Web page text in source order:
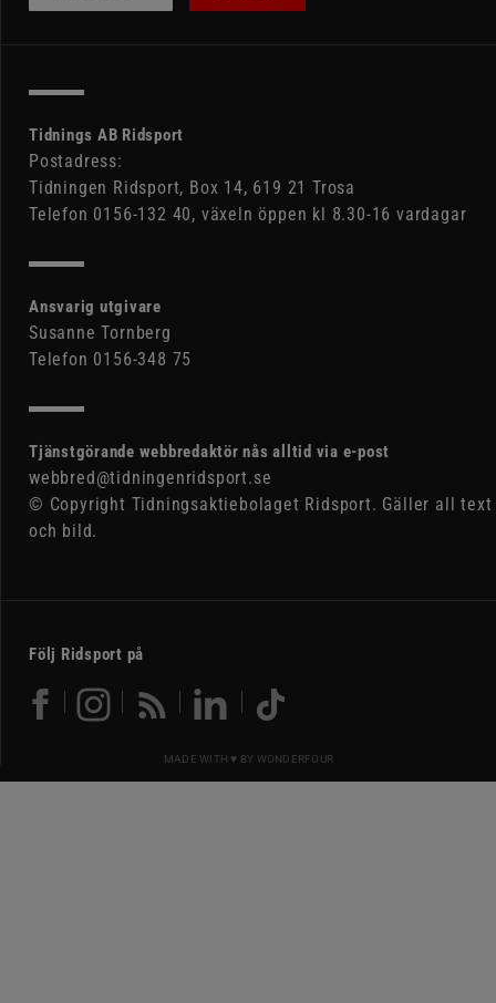
Tidnings AB Ridsport
Postadress:
Tidningen Ridsport, Box 14, 619 21 Trosa
Telefon 0156-132 40, växeln öppen kl 8.30-16 vardagar
Ansvarig utgivare
Susanne Tornberg
Telefon 0156-348 75
Tjänstgörande webbredaktör nås alltid via e-post
webbred@tidningenridsport.se
© Copyright Tidningsaktiebolaget Ridsport. Gäller all text
och bild.
Följ Ridsport på
MADE WITH ♥ BY WONDERFOUR